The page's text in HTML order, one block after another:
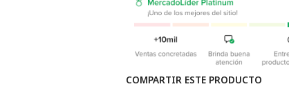
COMPARTIR ESTE PRODUCTO